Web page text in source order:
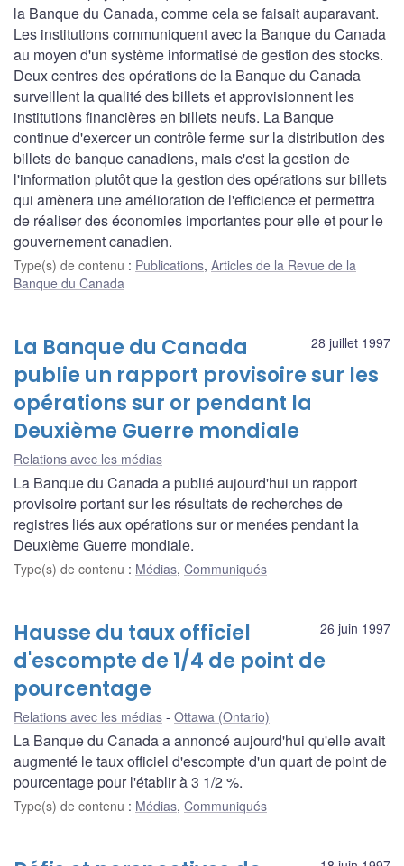
la Banque du Canada, comme cela se faisait auparavant.
Les institutions communiquent avec la Banque du Canada
au moyen d'un système informatisé de gestion des stocks.
Deux centres des opérations de la Banque du Canada
surveillent la qualité des billets et approvisionnent les
institutions financières en billets neufs. La Banque
continue d'exercer un contrôle ferme sur la distribution des
billets de banque canadiens, mais c'est la gestion de
l'information plutôt que la gestion des opérations sur billets
qui amènera une amélioration de l'efficience et permettra
de réaliser des économies importantes pour elle et pour le
gouvernement canadien.
Type(s) de contenu : Publications, Articles de la Revue de la
Banque du Canada
28 juillet 1997
La Banque du Canada
publie un rapport provisoire sur les
opérations sur or pendant la
Deuxième Guerre mondiale
Relations avec les médias
La Banque du Canada a publié aujourd'hui un rapport
provisoire portant sur les résultats de recherches de
registres liés aux opérations sur or menées pendant la
Deuxième Guerre mondiale.
Type(s) de contenu : Médias, Communiqués
26 juin 1997
Hausse du taux officiel
d'escompte de 1/4 de point de
pourcentage
Relations avec les médias Ottawa (Ontario)
La Banque du Canada a annoncé aujourd'hui qu'elle avait
augmenté le taux officiel d'escompte d'un quart de point de
pourcentage pour l'établir à 3 1/2 %.
Type(s) de contenu : Médias, Communiqués